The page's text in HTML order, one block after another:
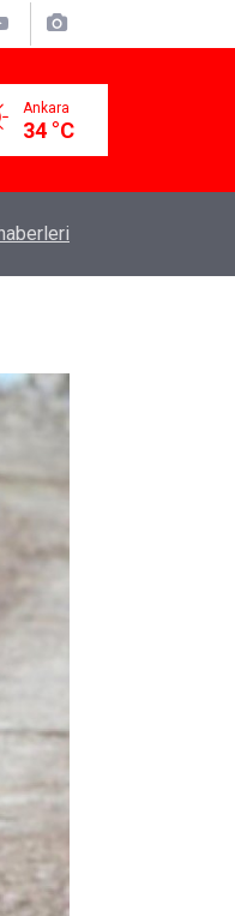
Ankara
34 °C
YENİ Parti kapılarını açtı